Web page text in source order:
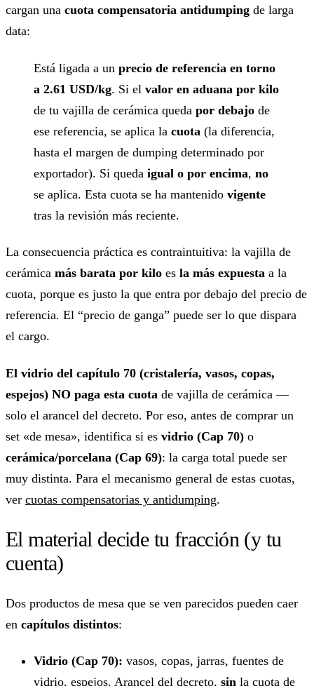
cargan una cuota compensatoria antidumping de larga
data:
Está ligada a un precio de referencia en torno
a 2.61 USD/kg. Si el valor en aduana por kilo
de tu vajilla de cerámica queda por debajo de
ese referencia, se aplica la cuota (la diferencia,
hasta el margen de dumping determinado por
exportador). Si queda igual o por encima, no
se aplica. Esta cuota se ha mantenido vigente
tras la revisión más reciente.
La consecuencia práctica es contraintuitiva: la vajilla de
cerámica más barata por kilo es la más expuesta a la
cuota, porque es justo la que entra por debajo del precio de
referencia. El “precio de ganga” puede ser lo que dispara
el cargo.
El vidrio del capítulo 70 (cristalería, vasos, copas,
espejos) NO paga esta cuota de vajilla de cerámica —
solo el arancel del decreto. Por eso, antes de comprar un
set «de mesa», identifica si es vidrio (Cap 70) o
cerámica/porcelana (Cap 69): la carga total puede ser
muy distinta. Para el mecanismo general de estas cuotas,
ver cuotas compensatorias y antidumping.
El material decide tu fracción (y tu
cuenta)
Dos productos de mesa que se ven parecidos pueden caer
en capítulos distintos:
Vidrio (Cap 70): vasos, copas, jarras, fuentes de
vidrio, espejos. Arancel del decreto, sin la cuota de